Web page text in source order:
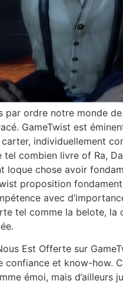
par ordre notre monde
GameTwist est
individuellement
combien livre of Ra,
loque chose avoir
proposition
avec
tel comme la belote, la
Est Offerte sur
confiance et know-how.
émoi, mais